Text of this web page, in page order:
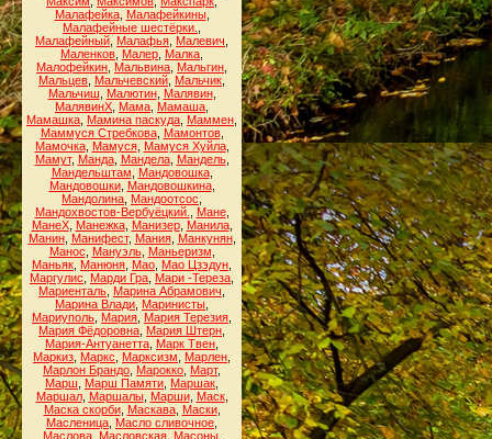
Малафейка, Малафейкины,
Малафейные шестёрки.
Малафейный Малафья Малевич
Маленков Малер Малка
Малофейкин Мальвина Мальгин
Мальцев Мальчевский Мальчик
Мальчиш
Малютин, Малявин,
МалявинХ Мама Мамаша
Мамашка Мамина паскуда Маммен
Маммуся Стребкова, Мамонтов,
Мамочка, Мамуся, Мамуся Хуйла,
Мамут, Манда, Мандела, Мандель,
Мандельштам
Мандовошка,
Мандовошки, Мандовошкина,
Мандолина Мандоотсос
Мандохвостов-Вербуёцкий.
Мане,
МанеХ, Манежка, Манизер, Манила,
Манин, Манифест, Мания, Манкунян,
Манос
Мануэль, Маньеризм
Маньяк Манюня Мао Мао Цзэдун
Маргулис
Марди Гра Мари -Тереза
Мариенталь Марина Абрамович
Марина Влади Маринисты
Мариуполь Мария Мария Терезия
Мария Фёдоровна Мария Штерн
Мария-Антуанетта Марк Твен
Маркиз Маркс Марксизм Марлен
Марлон Брандо Марокко Март,
Марш
Марш Памяти Маршак
Маршал, Маршалы, Марши, Маск,
Маска скорби, Маскава, Маски,
Масленица Масло сливочное
Маслова, Масловская, Масоны,